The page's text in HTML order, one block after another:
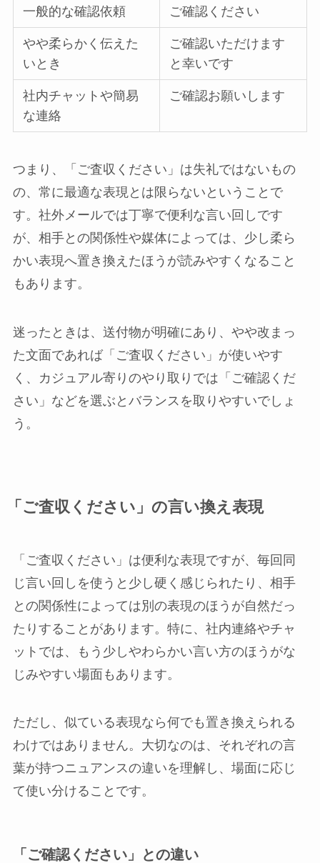
一般的な確認依頼 ご確認ください
やや柔らかく伝えた
いとき
ご確認いただけます
と幸いです
社内チャットや簡易
な連絡
ご確認お願いします
つまり、「ご査収ください」は失礼ではないもの
の、常に最適な表現とは限らないということで
す。社外メールでは丁寧で便利な言い回しです
が、相手との関係性や媒体によっては、少し柔ら
かい表現へ置き換えたほうが読みやすくなること
もあります。
迷ったときは、送付物が明確にあり、やや改まっ
た文面であれば「ご査収ください」が使いやす
く、カジュアル寄りのやり取りでは「ご確認くだ
さい」などを選ぶとバランスを取りやすいでしょ
う。
「ご査収ください」の言い換え表現
「ご査収ください」は便利な表現ですが、毎回同
じ言い回しを使うと少し硬く感じられたり、相手
との関係性によっては別の表現のほうが自然だっ
たりすることがあります。特に、社内連絡やチャ
ットでは、もう少しやわらかい言い方のほうがな
じみやすい場面もあります。
ただし、似ている表現なら何でも置き換えられる
わけではありません。大切なのは、それぞれの言
葉が持つニュアンスの違いを理解し、場面に応じ
て使い分けることです。
「ご確認ください」との違い